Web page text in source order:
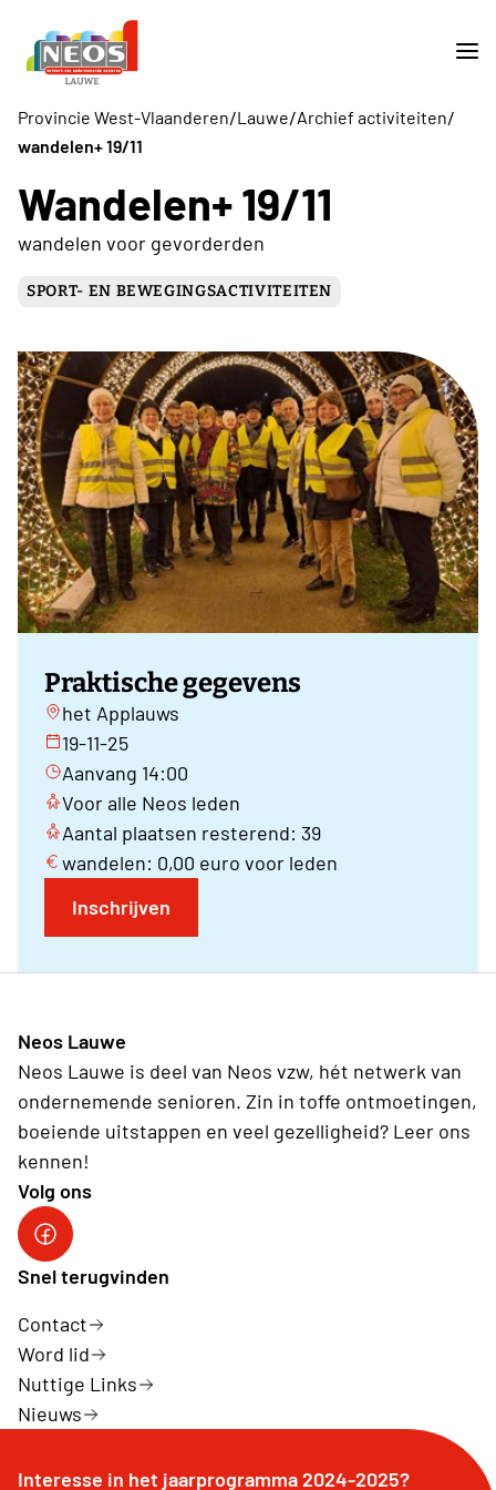
Provincie West-Vlaanderen/Lauwe/Archief activiteiten/
wandelen+ 19/11
Wandelen+ 19/11
wandelen voor gevorderden
SPORT- EN BEWEGINGSACTIVITEITEN
Praktische gegevens
het Applauws
19-11-25
Aanvang 14:00
Voor alle Neos leden
Aantal plaatsen resterend: 39
wandelen: 0,00 euro voor leden
Inschrijven
Neos Lauwe
Neos Lauwe is deel van Neos vzw, hét netwerk van
ondernemende senioren. Zin in toffe ontmoetingen,
boeiende uitstappen en veel gezelligheid? Leer ons
kennen!
Volg ons
Facebook Neos Lauwe
Snel terugvinden
Contact
Word lid
Nuttige Links
Nieuws
Interesse in het jaarprogramma 2024-2025?